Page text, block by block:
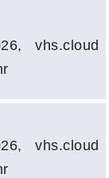
vhs.cloud
vhs.cloud